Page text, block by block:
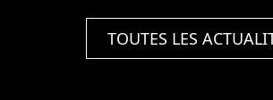
TOUTES LES